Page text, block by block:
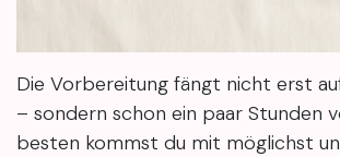
Die Vorbereitung fängt nicht erst
– sondern schon ein paar Stunden
besten kommst du mit möglichst